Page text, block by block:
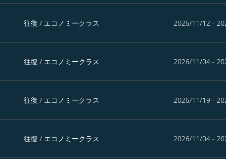
往復 / エコノミークラス 2026/11/12 -
往復 / エコノミークラス 2026/11/04 -
往復 / エコノミークラス 2026/11/19 -
往復 / エコノミークラス 2026/11/04 -